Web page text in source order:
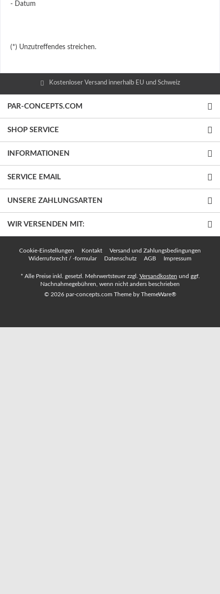
- Datum
(*) Unzutreffendes streichen.
Kostenloser Versand innerhalb EU und Schweiz
PAR-CONCEPTS.COM
SHOP SERVICE
INFORMATIONEN
SERVICE EMAIL
UNSERE ZAHLUNGSARTEN
WIR VERSENDEN MIT:
Cookie-Einstellungen Kontakt
Versand und Zahlungsbedingungen
Widerrufsrecht / -formular
Datenschutz AGB Impressum
* Alle Preise inkl. gesetzl. Mehrwertsteuer zzgl. Versandkosten und ggf.
Nachnahmegebühren, wenn nicht anders beschrieben
© 2026 par-concepts.com Theme by ThemeWare®